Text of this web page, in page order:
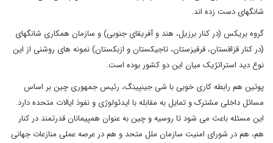
شانگهای دست زده اند.
گروه بریکس (در کنار برزیل، هند و آفریقای جنوبی) و سازمان همکاری شانگهای
(در کنار قزاقستان، قرقیزستان، تاجیکستان و ازبکستان) نمونه های روشنی از این
نوع دید استراتژیک میان این دو کشور بوده است.
پوتین هم رابطه کاری خوبی با شی جینپینگ، رئیس جمهوری چین بر اساس
مسائل داخلی مشترک و تمایل به مقابله با ایدئولوژی و نفوذ ایالات متحده دارد.
این مسئله باعث می شود تا روسیه و چین به عنوان همپیمانان قدرتمند در کنار
هم، هم در شورای امنیت سازمان ملل متحد و هم در عرصه عملی منازعات جهانی